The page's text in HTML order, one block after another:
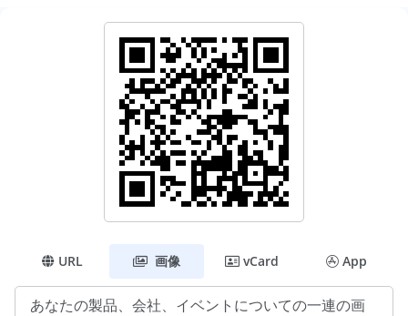
URL 画像 vCard App
あなたの製品、会社、イベントについての一連の画